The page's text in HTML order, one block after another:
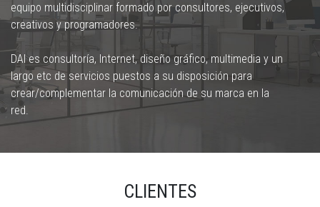
equipo multidisciplinar formado por consultores, ejecutivos,
creativos y programadores.
DAI es consultoría, Internet, diseño gráfico, multimedia y un
largo etc de servicios puestos a su disposición para
crear/complementar la comunicación de su marca en la
red.
CLIENTES